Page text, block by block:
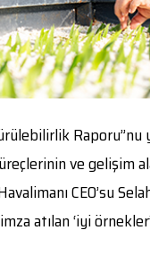
ve gelişim
CEO’su
atılan ‘iyi